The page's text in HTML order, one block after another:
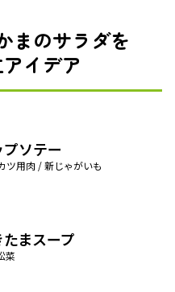
まのサラダを
イデア
ソテー
ツ用肉 / 新じゃがいも
まスープ
菜